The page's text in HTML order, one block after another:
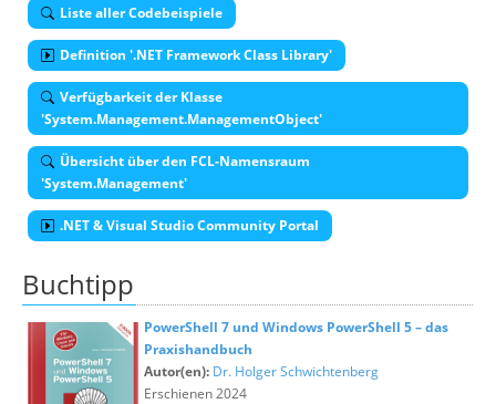
Liste aller Codebeispiele
Definition '.NET Framework Class Library'
Verfügbarkeit der Klasse
'System.Management.ManagementObject'
Übersicht über den FCL-Namensraum
'System.Management'
.NET & Visual Studio Community Portal
Buchtipp
PowerShell 7 und Windows PowerShell 5 – das
Praxishandbuch
Autor(en): Dr. Holger Schwichtenberg
Erschienen 2024